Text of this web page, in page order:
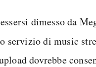
dimesso da
servizio di music
dovrebbe